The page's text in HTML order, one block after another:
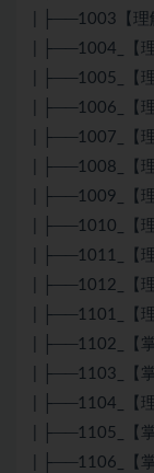
| ├──1003【理
| ├──1004_【
| ├──1005_【
| ├──1006_【
| ├──1007_【
| ├──1008_【
| ├──1009_【
| ├──1010_【
| ├──1011_【
| ├──1012_【
| ├──1101_【
| ├──1102_【
| ├──1103_【
| ├──1104_【
| ├──1105_【
| ├──1106_【